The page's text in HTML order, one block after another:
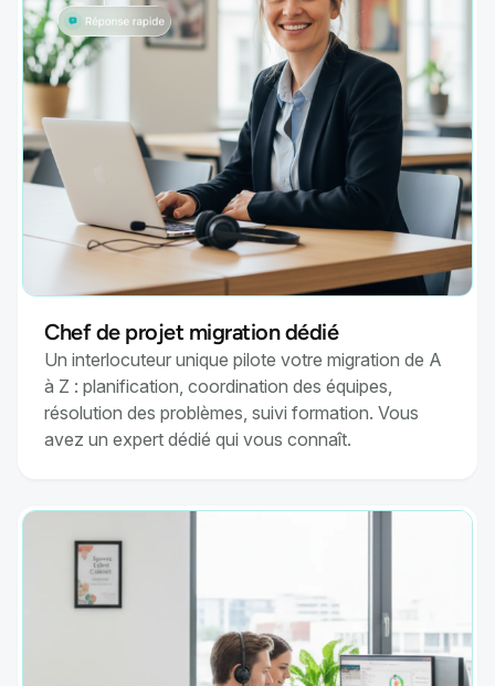
Chef de projet migration dédié
Un interlocuteur unique pilote votre migration de A
à Z : planification, coordination des équipes,
résolution des problèmes, suivi formation. Vous
avez un expert dédié qui vous connaît.